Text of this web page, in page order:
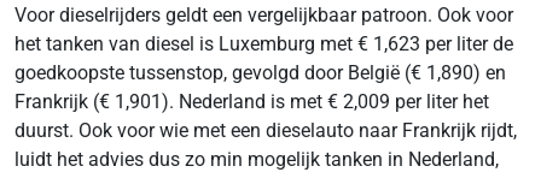
Voor dieselrijders geldt een vergelijkbaar patroon. Ook voor
het tanken van diesel is Luxemburg met € 1,623 per liter de
goedkoopste tussenstop, gevolgd door België (€ 1,890) en
Frankrijk (€ 1,901). Nederland is met € 2,009 per liter het
duurst. Ook voor wie met een dieselauto naar Frankrijk rijdt,
luidt het advies dus zo min mogelijk tanken in Nederland,